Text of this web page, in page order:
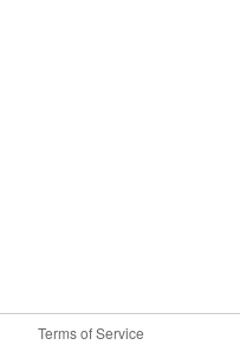
Terms of Service